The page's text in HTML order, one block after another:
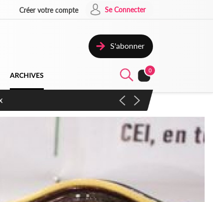
Créer votre compte Se Connecter
S'abonner
ARCHIVES
0
les réformes et les